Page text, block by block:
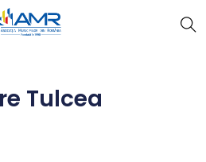
Tulcea